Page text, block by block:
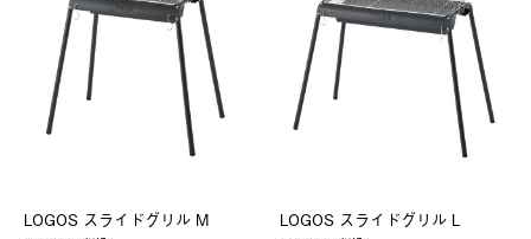
LOGOS スライドグリル M LOGOS スライドグリル L